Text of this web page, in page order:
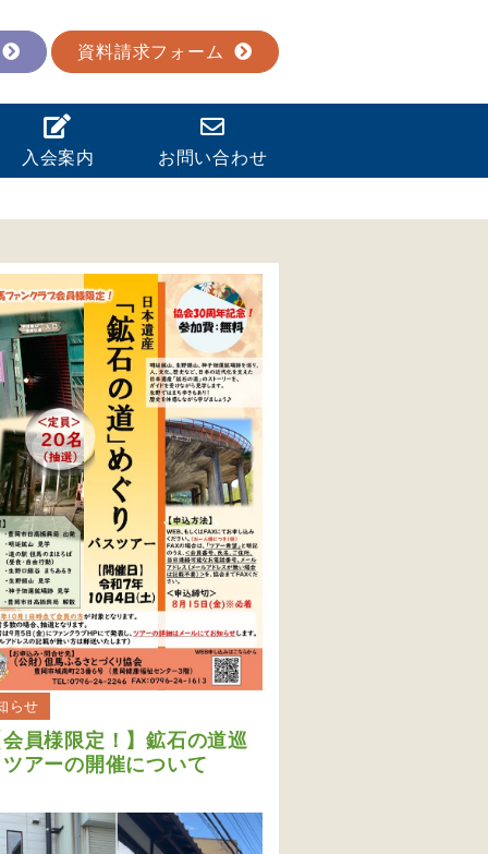
資料請求フォーム
入会案内 お問い合わせ
らせ
員様限定！】鉱石の道巡
アーの開催について